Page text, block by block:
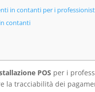
in contanti per i
contanti
POS per i
la tracciabilità dei